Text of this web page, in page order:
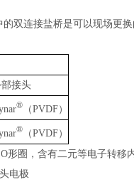
双连接盐桥是可以现场更
接头
® （PVDF）
® （PVDF）
O形圈，含有二元等电子转移
电极